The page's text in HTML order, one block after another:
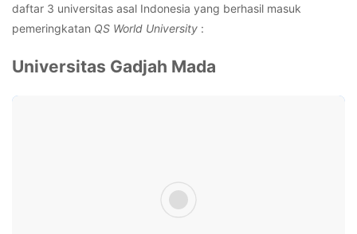
daftar 3 universitas asal Indonesia yang berhasil masuk
pemeringkatan QS World University :
Universitas Gadjah Mada